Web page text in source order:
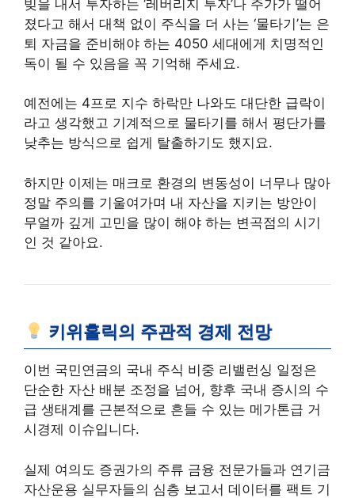
빚을 내서 투자하는 ‘레버리지 투자’나 주가가 떨어
졌다고 해서 대책 없이 주식을 더 사는 ‘물타기’는 은
퇴 자금을 준비해야 하는 4050 세대에게 치명적인
독이 될 수 있음을 꼭 기억해 주세요.
예전에는 4프로 지수 하락만 나와도 대단한 급락이
라고 생각했고 기계적으로 물타기를 해서 평단가를
낮추는 방식으로 쉽게 탈출하기도 했지요.
하지만 이제는 매크로 환경의 변동성이 너무나 많아
정말 주의를 기울여가며 내 자산을 지키는 방안이
무얼까 깊게 고민을 많이 해야 하는 변곡점의 시기
인 것 같아요.
키위홀릭의 주관적 경제 전망
이번 국민연금의 국내 주식 비중 리밸런싱 일정은
단순한 자산 배분 조정을 넘어, 향후 국내 증시의 수
급 생태계를 근본적으로 흔들 수 있는 메가톤급 거
시경제 이슈입니다.
실제 여의도 증권가의 주류 금융 전문가들과 연기금
자산운용 실무자들의 심층 보고서 데이터를 팩트 기